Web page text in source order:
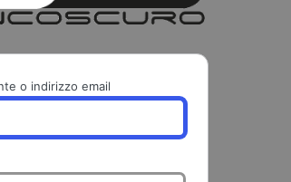
o indirizzo email